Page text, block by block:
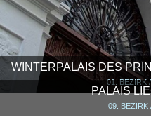
WINTERPALAIS DES
01. BEZIRK
PALAIS
09. BEZIRK